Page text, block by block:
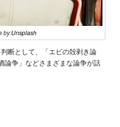
by:Unsplash
断として、「エビの殻剥き論
論争」などさまざまな論争が話